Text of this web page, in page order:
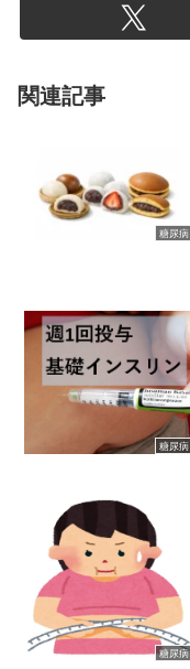
関連記事
糖尿病
糖尿病
糖尿病